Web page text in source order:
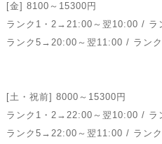
[金] 8100～15300円
ランク1・2→21:00～翌10:00 /
ランク5→20:00～翌11:00 / ラン
[土・祝前] 8000～15300円
ランク1・2→22:00～翌10:00 /
ランク5→22:00～翌11:00 / ラン